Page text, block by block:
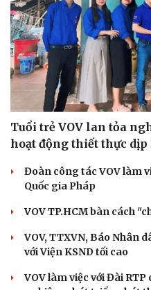
Tuổi trẻ VOV lan tỏa
hoạt động thiết thực dịp
Đoàn công tác VOV làm
Quốc gia Pháp
VOV TP.HCM bàn cách
VOV, TTXVN, Báo Nhân
với Viện KSND tối cao
VOV làm việc với Đài